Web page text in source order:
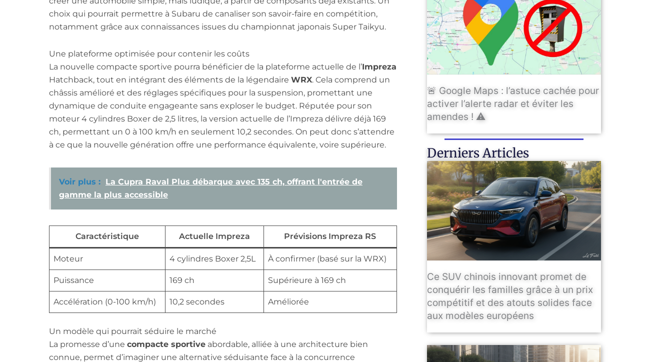
choix qui pourrait permettre à Subaru de canaliser son savoir-faire en compétition,
notamment grâce aux connaissances issues du championnat japonais Super Taikyu.
Une plateforme optimisée pour contenir les coûts
La nouvelle compacte sportive pourra bénéficier de la plateforme actuelle de l’Impreza
Hatchback, tout en intégrant des éléments de la légendaire WRX. Cela comprend un
châssis amélioré et des réglages spécifiques pour la suspension, promettant une
dynamique de conduite engageante sans exploser le budget. Réputée pour son
moteur 4 cylindres Boxer de 2,5 litres, la version actuelle de l’Impreza délivre déjà 169
ch, permettant un 0 à 100 km/h en seulement 10,2 secondes. On peut donc s’attendre
à ce que la nouvelle génération offre une performance équivalente, voire supérieure.
Voir plus : La Cupra Raval Plus débarque avec 135 ch, offrant l'entrée de
gamme la plus accessible
Caractéristique Actuelle Impreza Prévisions Impreza RS
Moteur 4 cylindres Boxer 2,5L À confirmer (basé sur la WRX)
Puissance 169 ch Supérieure à 169 ch
Accélération (0-100 km/h) 10,2 secondes Améliorée
Un modèle qui pourrait séduire le marché
La promesse d’une compacte sportiveabordable, alliée à une architecture bien
connue, permet d’imaginer une alternative séduisante face à la concurrence
🚨 Google Maps : l’astuce cachée pour
activer l’alerte radar et éviter les
amendes ! ⚠️
Derniers Articles
Ce SUV chinois innovant promet de
conquérir les familles grâce à un prix
compétitif et des atouts solides face
aux modèles européens